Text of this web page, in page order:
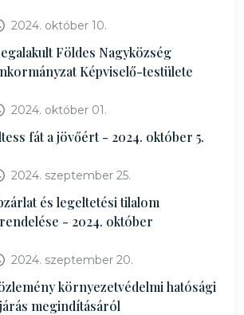
2024. október 10.
Földes Nagyközség
Képviselő-testülete
2024. október 01.
fát a jövőért - 2024. október 5.
2024. szeptember 25.
és legeltetési tilalom
- 2024. október
2024. szeptember 20.
környezetvédelmi hatósági
megindításáról